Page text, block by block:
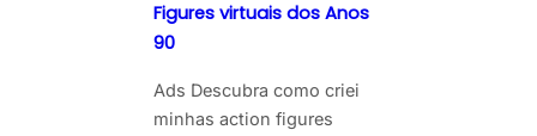
Figures virtuais dos Anos
90
Ads Descubra como criei
minhas action figures